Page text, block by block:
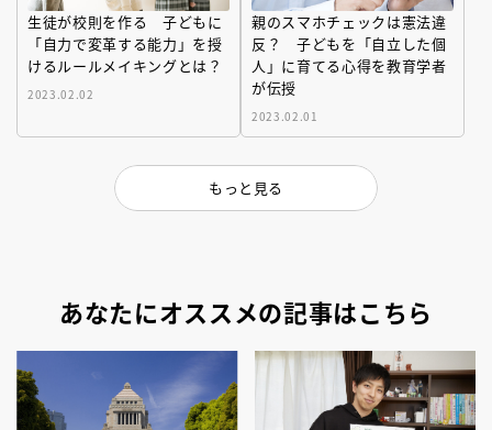
生徒が校則を作る 子どもに
「自力で変革する能力」を授
けるルールメイキングとは？
2023.02.02
親のスマホチェックは憲法違
反？ 子どもを「自立した個
人」に育てる心得を教育学者
が伝授
2023.02.01
もっと見る
あなたにオススメの記事はこちら